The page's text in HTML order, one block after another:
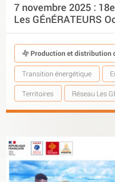
7 novembre 2025 :
Les GÉnÉRATEURS
Production et distribution
Transition énergétique
Territoires Réseau Les